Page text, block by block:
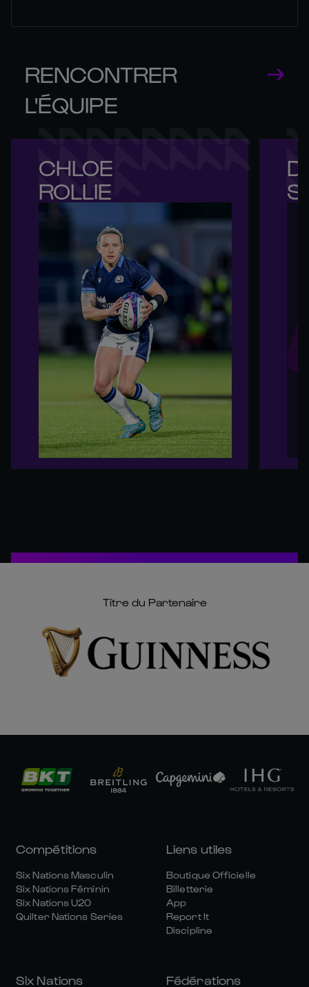
RENCONTRER
L'ÉQUIPE
CHLOE
ROLLIE
Titre du Partenaire
Compétitions
Six Nations Masculin
Six Nations Féminin
Six Nations U20
Quilter Nations Series
Liens utiles
Boutique Officielle
Billetterie
App
Report It
Discipline
Six Nations Fédérations